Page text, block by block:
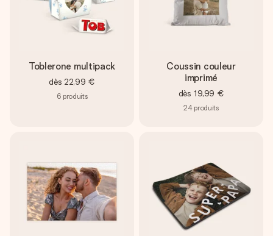
Toblerone multipack
dès 22,99 €
6 produits
Coussin couleur
imprimé
dès 19,99 €
24 produits